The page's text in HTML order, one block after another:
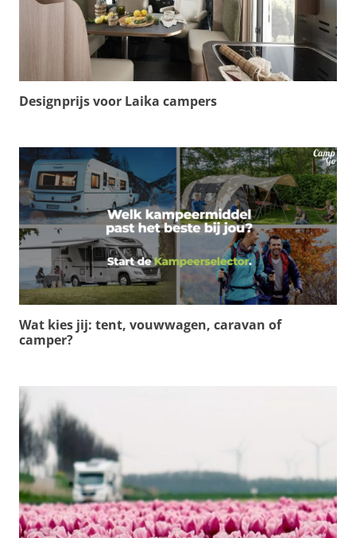
Designprijs voor Laika campers
Wat kies jij: tent, vouwwagen, caravan of
camper?